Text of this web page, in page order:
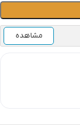
مشاهده